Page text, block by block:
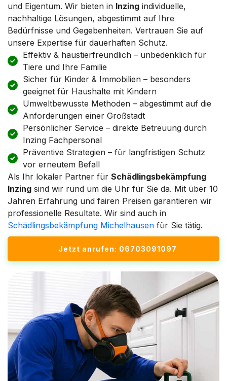
und Eigentum. Wir bieten in Inzing individuelle,
nachhaltige Lösungen, abgestimmt auf Ihre
Bedürfnisse und Gegebenheiten. Vertrauen Sie auf
unsere Expertise für dauerhaften Schutz.
Effektiv & haustierfreundlich – unbedenklich für
Tiere und Ihre Familie
Sicher für Kinder & Immobilien – besonders
geeignet für Haushalte mit Kindern
Umweltbewusste Methoden – abgestimmt auf die
Anforderungen einer Großstadt
Persönlicher Service – direkte Betreuung durch
Inzing Fachpersonal
Präventive Strategien – für langfristigen Schutz
vor erneutem Befall
Als Ihr lokaler Partner für Schädlingsbekämpfung
Inzing sind wir rund um die Uhr für Sie da. Mit über 10
Jahren Erfahrung und fairen Preisen garantieren wir
professionelle Resultate. Wir sind auch in
Schädlingsbekämpfung Michelhausen für Sie tätig.
Jetzt anrufen: 06703091097